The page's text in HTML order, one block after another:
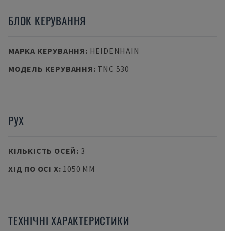
БЛОК КЕРУВАННЯ
МАРКА КЕРУВАННЯ: HEIDENHAIN
МОДЕЛЬ КЕРУВАННЯ: TNC 530
РУХ
КІЛЬКІСТЬ ОСЕЙ: 3
ХІД ПО ОСІ X: 1050 MM
ТЕХНІЧНІ ХАРАКТЕРИСТИКИ